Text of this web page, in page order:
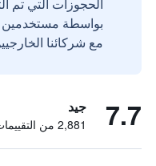
مع شركائنا
7.7 جيد
2,881 من التقييمات تم التحقق منها